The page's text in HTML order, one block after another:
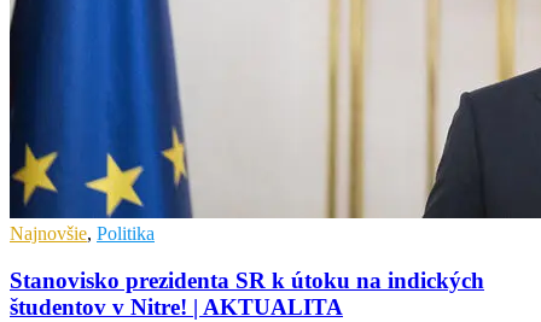
Najnovšie, Politika
Stanovisko prezidenta SR k útoku na indických
študentov v Nitre! | AKTUALITA